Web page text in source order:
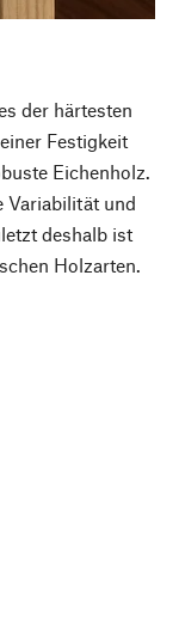
der härtesten
Festigkeit
Eichenholz.
Variabilität und
deshalb ist
Holzarten.